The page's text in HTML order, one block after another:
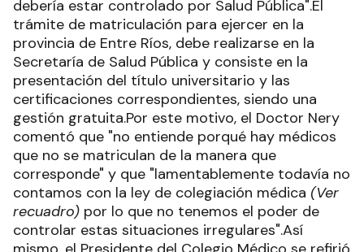
debería estar controlado por Salud Pública".El
trámite de matriculación para ejercer en la
provincia de Entre Ríos, debe realizarse en la
Secretaría de Salud Pública y consiste en la
presentación del título universitario y las
certificaciones correspondientes, siendo una
gestión gratuita.Por este motivo, el Doctor Nery
comentó que "no entiende porqué hay médicos
que no se matriculan de la manera que
corresponde" y que "lamentablemente todavía no
contamos con la ley de colegiación médica (Ver
recuadro) por lo que no tenemos el poder de
controlar estas situaciones irregulares".Así